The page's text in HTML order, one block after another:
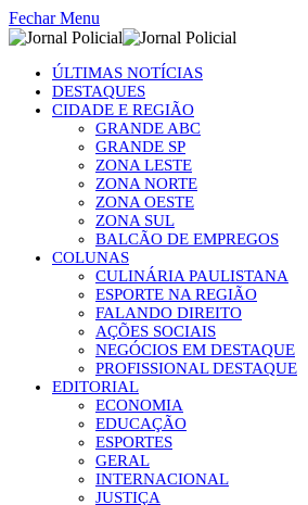
Fechar Menu
ÚLTIMAS NOTÍCIAS
DESTAQUES
CIDADE E REGIÃO
GRANDE ABC
GRANDE SP
ZONA LESTE
ZONA NORTE
ZONA OESTE
ZONA SUL
BALCÃO DE EMPREGOS
COLUNAS
CULINÁRIA PAULISTANA
ESPORTE NA REGIÃO
FALANDO DIREITO
AÇÕES SOCIAIS
NEGÓCIOS EM DESTAQUE
PROFISSIONAL DESTAQUE
EDITORIAL
ECONOMIA
EDUCAÇÃO
ESPORTES
GERAL
INTERNACIONAL
JUSTIÇA